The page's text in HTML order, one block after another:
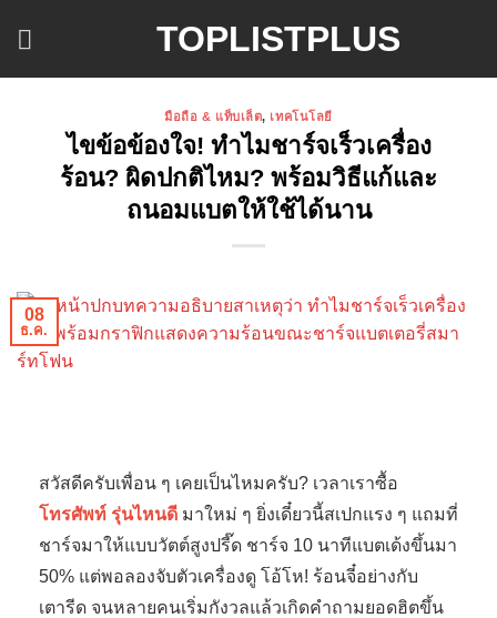
TOPLISTPLUS
มือถือ & แท็บเล็ต, เทคโนโลยี
ไขข้อข้องใจ! ทำไมชาร์จเร็วเครื่อง
ร้อน? ผิดปกติไหม? พร้อมวิธีแก้และ
ถนอมแบตให้ใช้ได้นาน
08
ธ.ค.
สวัสดีครับเพื่อน ๆ เคยเป็นไหมครับ? เวลาเราซื้อ
โทรศัพท์ รุ่นไหนดี มาใหม่ ๆ ยิ่งเดี๋ยวนี้สเปกแรง ๆ แถมที่
ชาร์จมาให้แบบวัตต์สูงปรี๊ด ชาร์จ 10 นาทีแบตเด้งขึ้นมา
50% แต่พอลองจับตัวเครื่องดู โอ้โห! ร้อนจี๋อย่างกับ
เตารีด จนหลายคนเริ่มกังวลแล้วเกิดคำถามยอดฮิตขึ้น